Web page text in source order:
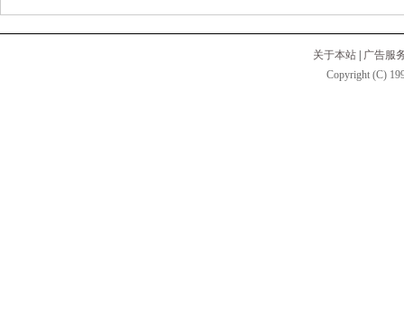
关于本站 | 广告服
Copyright (C)